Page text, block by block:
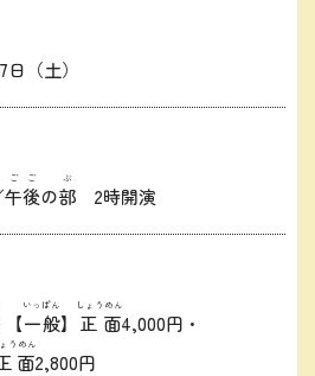
（土）
午後
ごご
の部
ぶ
2時開演
【一般
いっぱん
】 正面
しょうめん
4,000円・
面
うめん
2,800円